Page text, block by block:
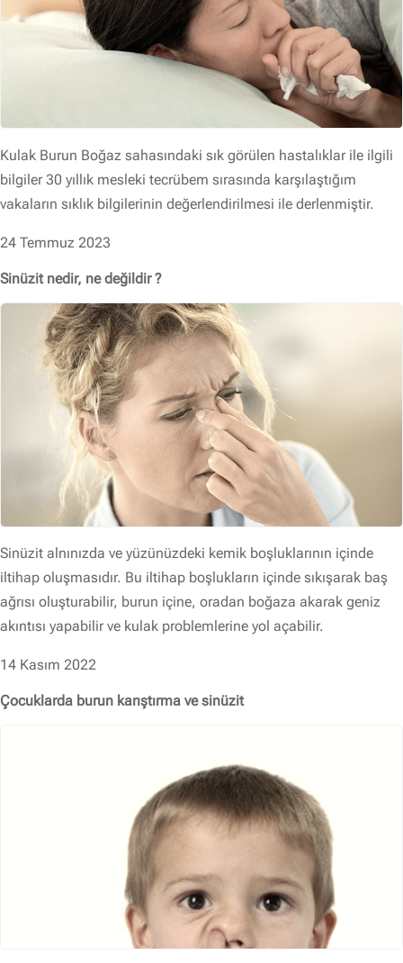
Kulak Burun Boğaz sahasındaki sık görülen hastalıklar ile ilgili
bilgiler 30 yıllık mesleki tecrübem sırasında karşılaştığım
vakaların sıklık bilgilerinin değerlendirilmesi ile derlenmiştir.
24 Temmuz 2023
Sinüzit nedir, ne değildir ?
Sinüzit alnınızda ve yüzünüzdeki kemik boşluklarının içinde
iltihap oluşmasıdır. Bu iltihap boşlukların içinde sıkışarak baş
ağrısı oluşturabilir, burun içine, oradan boğaza akarak geniz
akıntısı yapabilir ve kulak problemlerine yol açabilir.
14 Kasım 2022
Çocuklarda burun karıştırma ve sinüzit